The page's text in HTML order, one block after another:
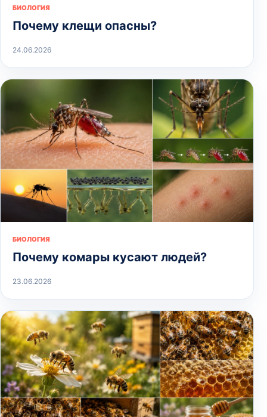
БИОЛОГИЯ
Почему клещи опасны?
24.06.2026
БИОЛОГИЯ
Почему комары кусают людей?
23.06.2026